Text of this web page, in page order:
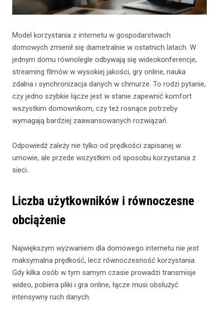
Model korzystania z internetu w gospodarstwach
domowych zmienił się diametralnie w ostatnich latach. W
jednym domu równolegle odbywają się wideokonferencje,
streaming filmów w wysokiej jakości, gry online, nauka
zdalna i synchronizacja danych w chmurze. To rodzi pytanie,
czy jedno szybkie łącze jest w stanie zapewnić komfort
wszystkim domownikom, czy też rosnące potrzeby
wymagają bardziej zaawansowanych rozwiązań.
Odpowiedź zależy nie tylko od prędkości zapisanej w
umowie, ale przede wszystkim od sposobu korzystania z
sieci.
Liczba użytkowników i równoczesne
obciążenie
Największym wyzwaniem dla domowego internetu nie jest
maksymalna prędkość, lecz równoczesność korzystania.
Gdy kilka osób w tym samym czasie prowadzi transmisje
wideo, pobiera pliki i gra online, łącze musi obsłużyć
intensywny ruch danych.